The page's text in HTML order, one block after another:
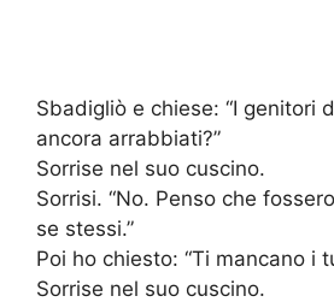
Sbadigliò e chiese: “I genitori
ancora arrabbiati?”
Sorrise nel suo cuscino.
Sorrisi. “No. Penso che
se stessi.”
Poi ho chiesto: “Ti mancano i
Sorrise nel suo cuscino.